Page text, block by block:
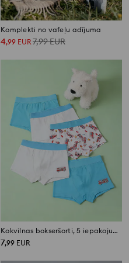
Komplekti no vafeļu adījuma
4,99 EUR 7,99EUR
Kokvilnas bokseršorti, 5 iepakojumā
7,99 EUR